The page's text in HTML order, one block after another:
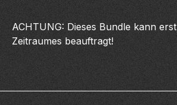
ACHTUNG: Dieses Bundle kann
Zeitraumes beauftragt!